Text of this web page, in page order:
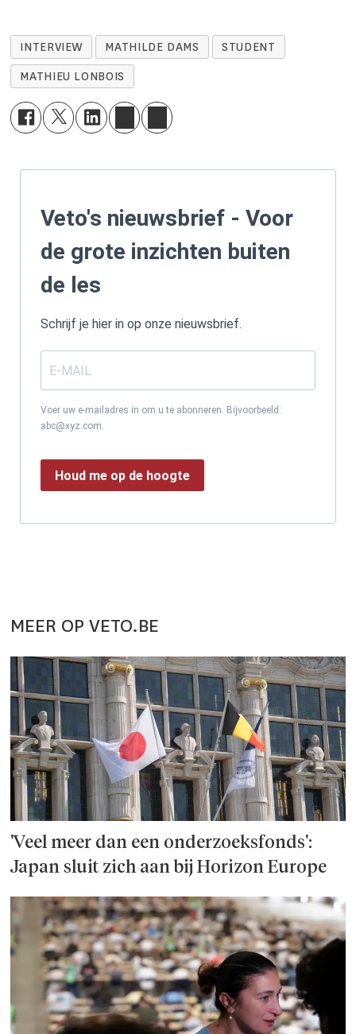
INTERVIEW MATHILDE DAMS STUDENT
MATHIEU LONBOIS
Veto's nieuwsbrief - Voor
de grote inzichten buiten
de les
Schrijf je hier in op onze nieuwsbrief.
Voer uw e-mailadres in om u te abonneren. Bijvoorbeeld:
abc@xyz.com.
Houd me op de hoogte
MEER OP VETO.BE
'Veel meer dan een onderzoeks­fonds':
Japan sluit zich aan bij Horizon Europe